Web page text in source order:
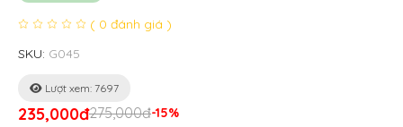
( 0 đánh giá )
SKU: G045
Lượt xem: 7697
235,000đ275,000đ-15%